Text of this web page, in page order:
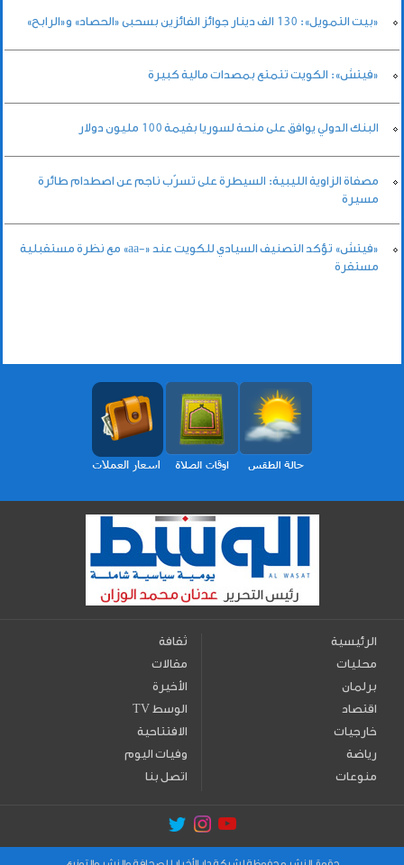
«بيت التمويل»: 130 الف دينار جوائز الفائزين بسحبى «الحصاد» و«الرابح»
«فيتش»: الكويت تتمتع بمصدات مالية كبيرة
البنك الدولي يوافق على منحة لسوريا بقيمة 100 مليون دولار
مصفاة الزاوية الليبية: السيطرة على تسرّب ناجم عن اصطدام طائرة
مسيرة
«فيتش» تؤكد التصنيف السيادي للكويت عند «-aa» مع نظرة مستقبلية
مستقرة
الرئيسية
محليات
برلمان
اقتصاد
خارجيات
رياضة
منوعات
ثقافة
مقالات
الأخيرة
TV الوسط
الافتتاحية
وفيات اليوم
اتصل بنا